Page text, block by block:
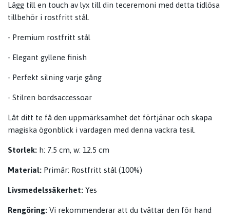
Lägg till en touch av lyx till din teceremoni med detta tidlösa
tillbehör i rostfritt stål.
- Premium rostfritt stål
- Elegant gyllene finish
- Perfekt silning varje gång
- Stilren bordsaccessoar
Låt ditt te få den uppmärksamhet det förtjänar och skapa
magiska ögonblick i vardagen med denna vackra tesil.
Storlek: h: 7.5 cm, w: 12.5 cm
Material: Primär: Rostfritt stål (100%)
Livsmedelssäkerhet: Yes
Rengöring: Vi rekommenderar att du tvättar den för hand